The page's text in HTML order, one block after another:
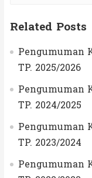
Related Posts
Pengumuman
TP. 2025/2026
Pengumuman
TP. 2024/2025
Pengumuman
TP. 2023/2024
Pengumuman